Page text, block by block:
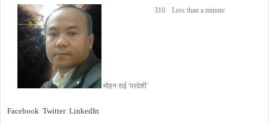
मोहन राई 'परदेशी'
310 Less than a minute
Facebook Twitter LinkedIn